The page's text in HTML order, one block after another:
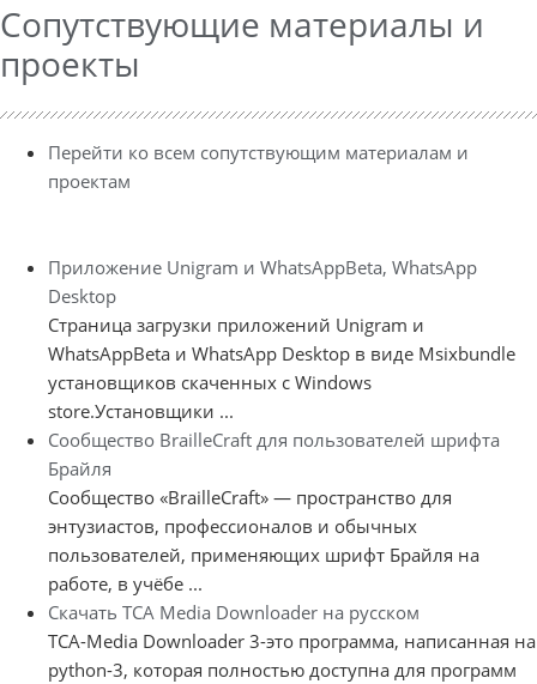
Сопутствующие материалы и
проекты
Перейти ко всем сопутствующим материалам и
проектам
Приложение Unigram и WhatsAppBeta, WhatsApp
Desktop
Страница загрузки приложений Unigram и
WhatsAppBeta и WhatsApp Desktop в виде Msixbundle
установщиков скаченных с Windows
store.Установщики ...
Сообщество BrailleCraft для пользователей шрифта
Брайля
Сообщество «BrailleCraft» — пространство для
энтузиастов, профессионалов и обычных
пользователей, применяющих шрифт Брайля на
работе, в учёбе ...
Скачать TCA Media Downloader на русском
TCA-Media Downloader 3-это программа, написанная на
python-3, которая полностью доступна для программ